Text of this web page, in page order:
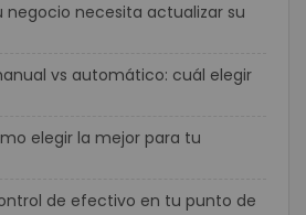
negocio necesita actualizar su
vs automático: cuál elegir
elegir la mejor para tu
de efectivo en tu punto de